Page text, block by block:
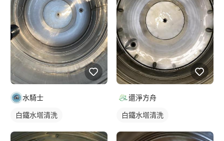
水騎士
白鐵水塔清洗
還淨方舟
白鐵水塔清洗